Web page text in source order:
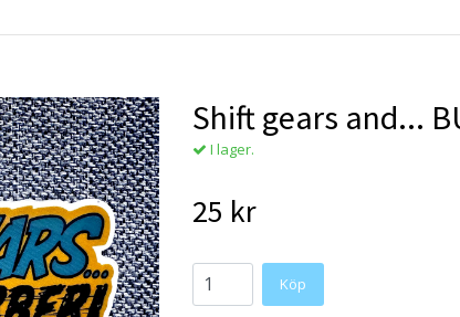
Shift gears and...
I lager.
25 kr
Köp